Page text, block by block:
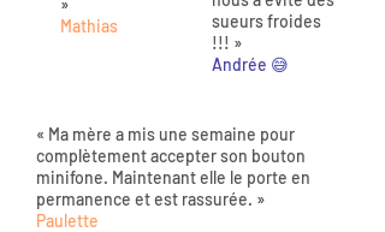
»
Mathias
sueurs froides
!!! »
Andrée 😅
« Ma mère a mis une semaine pour
complètement accepter son bouton
minifone. Maintenant elle le porte en
permanence et est rassurée. »
Paulette